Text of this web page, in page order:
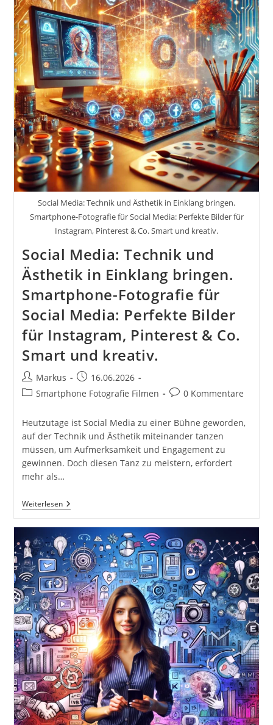
Im
Internet.
Social Media: Technik und Ästhetik in Einklang bringen.
Smartphone-Fotografie für Social Media: Perfekte Bilder für
Instagram, Pinterest & Co. Smart und kreativ.
Social Media: Technik und
Ästhetik in Einklang bringen.
Smartphone-Fotografie für
Social Media: Perfekte Bilder
für Instagram, Pinterest & Co.
Smart und kreativ.
Beitrags-
Autor:
Markus
Beitrag
veröffentlicht:
16.06.2026
Beitrags-
Smartphone Fotografie Filmen
Beitrags-
0 Kommentare
Heutzutage ist Social Media zu einer Bühne geworden,
auf der Technik und Ästhetik miteinander tanzen
müssen, um Aufmerksamkeit und Engagement zu
gewinnen. Doch diesen Tanz zu meistern, erfordert
mehr als…
WeiterlesenSocial
Media:
Und
Ästhetik
In
Einklang
Bringen.
Smartphone-
Fotografie
Für
Social
Media:
Perfekte
Bilder
Für
Instagram,
Pinterest
&
Co.
Smart
Und
Kreativ.